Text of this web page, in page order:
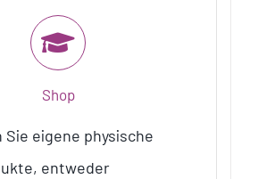
Shop
Sie eigene physische
entweder